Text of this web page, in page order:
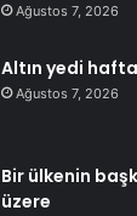
Ağustos 7, 2026
Altın yedi
Ağustos 7, 2026
Bir ülkenin
üzere